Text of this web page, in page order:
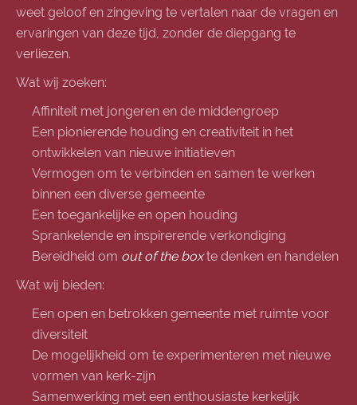
weet geloof en zingeving te vertalen naar de vragen en
ervaringen van deze tijd, zonder de diepgang te
verliezen.
Wat wij zoeken:
Affiniteit met jongeren en de middengroep
Een pionierende houding en creativiteit in het
ontwikkelen van nieuwe initiatieven
Vermogen om te verbinden en samen te werken
binnen een diverse gemeente
Een toegankelijke en open houding
Sprankelende en inspirerende verkondiging
Bereidheid om out of the boxte denken en handelen
Wat wij bieden:
Een open en betrokken gemeente met ruimte voor
diversiteit
De mogelijkheid om te experimenteren met nieuwe
vormen van kerk-zijn
Samenwerking met een enthousiaste kerkelijk